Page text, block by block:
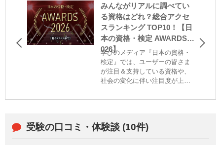
みんながリアルに調べてい
る資格はどれ？総合アクセ
スランキング TOP10！【日
本の資格・検定 AWARDS 2
026】
学びのメディア『日本の資格・
検定』では、ユーザーの皆さま
が注目＆支持している資格や、
社会の変化に伴い注目度が上が
と共に、資格・検定に込められ
ることを目的に、毎年アワード
受験の口コミ・体験談 (10件)